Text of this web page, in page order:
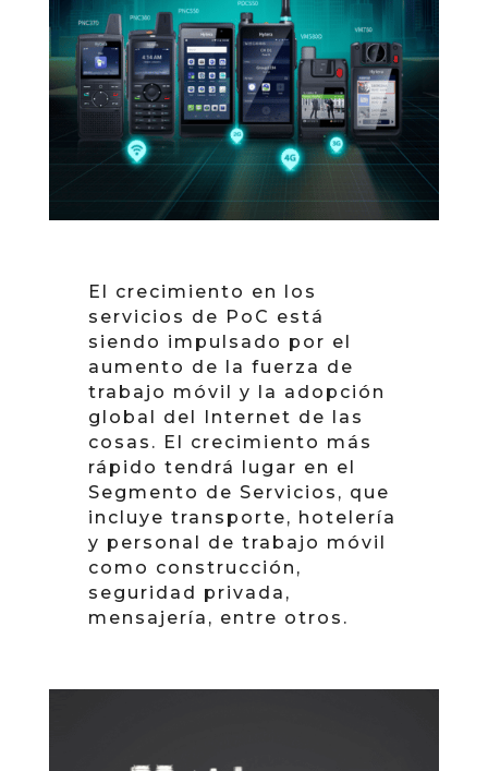
El crecimiento en los
servicios de PoC está
siendo impulsado por el
aumento de la fuerza de
trabajo móvil y la adopción
global del Internet de las
cosas. El crecimiento más
rápido tendrá lugar en el
Segmento de Servicios, que
incluye transporte, hotelería
y personal de trabajo móvil
como construcción,
seguridad privada,
mensajería, entre otros.